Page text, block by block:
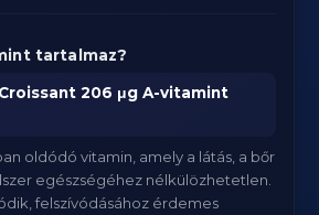
tartalmaz?
206 μg A-vitamint
oldódó vitamin, amely a látás, a bőr
egészségéhez nélkülözhetetlen.
felszívódásához érdemes